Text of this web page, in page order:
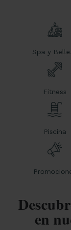
Spa y
Fitness
Piscina
en